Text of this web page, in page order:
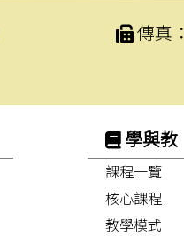
傳真：
學與教
課程一覽
核心課程
教學模式